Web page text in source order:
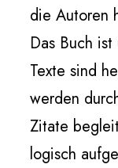
die Autoren
Das Buch
Texte sind
werden
Zitate
logisch